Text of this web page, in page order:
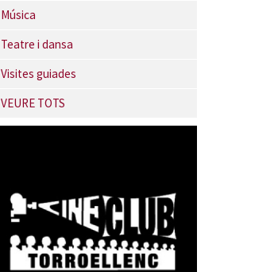
Música
Teatre i dansa
Visites guiades
VEURE TOTS